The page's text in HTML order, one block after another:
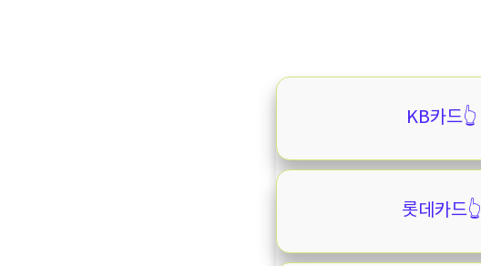
KB카드👆️
롯데카드👆️